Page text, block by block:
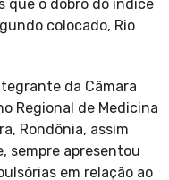
que o dobro do índice
colocado, Rio
da Câmara
Regional de Medicina
Rondônia, assim
sempre apresentou
em relação ao